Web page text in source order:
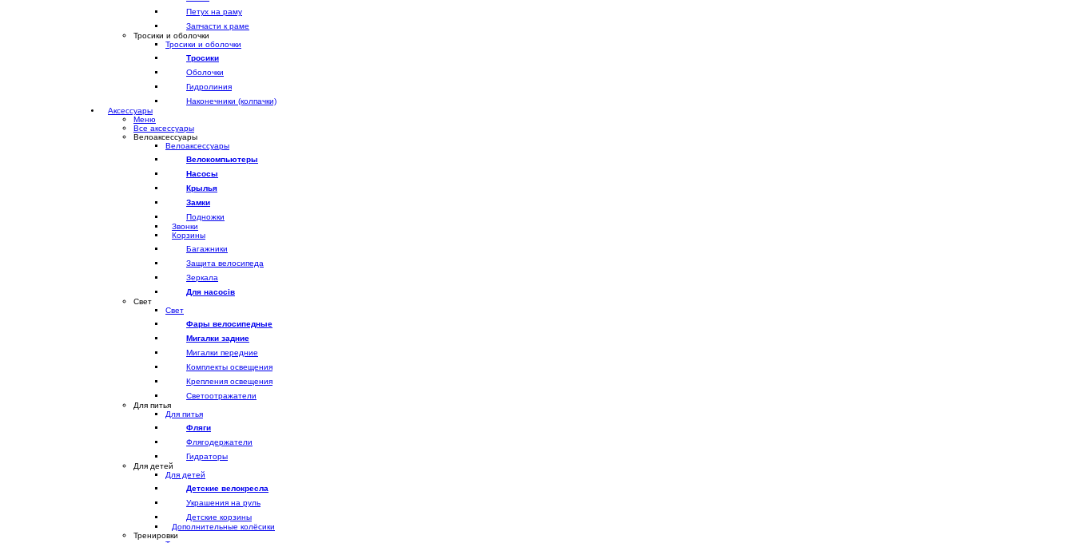
Петух на раму
Запчасти к раме
Тросики и оболочки
Тросики и оболочки
Тросики
Оболочки
Гидролиния
Наконечники (колпачки)
Аксессуары
Меню
Все аксессуары
Велоаксессуары
Велоаксессуары
Велокомпьютеры
Насосы
Крылья
Замки
Подножки
Звонки
Корзины
Багажники
Защита велосипеда
Зеркала
Для насосів
Свет
Свет
Фары велосипедные
Мигалки задние
Мигалки передние
Комплекты освещения
Крепления освещения
Светоотражатели
Для питья
Для питья
Фляги
Флягодержатели
Гидраторы
Для детей
Для детей
Детские велокресла
Украшения на руль
Детские корзины
Дополнительные колёсики
Тренировки